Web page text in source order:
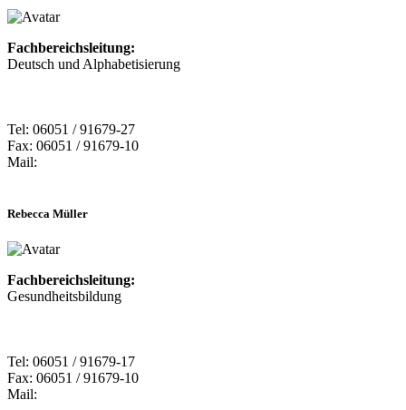
Fachbereichsleitung:
Deutsch und Alphabetisierung
Tel: 06051 / 91679-27
Fax: 06051 / 91679-10
Mail:
Rebecca Müller
Fachbereichsleitung:
Gesundheitsbildung
Tel: 06051 / 91679-17
Fax: 06051 / 91679-10
Mail: